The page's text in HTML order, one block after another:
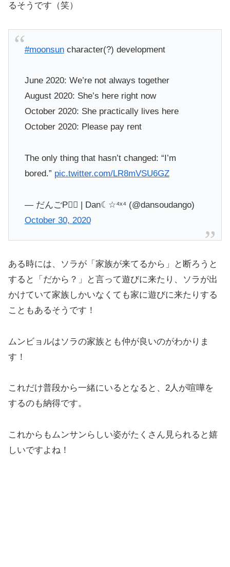
るそうです（笑）
#moonsuncharacter(?) development
June 2020: We’re not always together
August 2020: She’s here right now
October 2020: She practically lives here
October 2020: Please pay rent
The only thing that hasn’t changed: “I’m
bored.” pic.twitter.com/LR8mVSU6GZ
— だんごP🏳️‍🌈 | Dan☾☆⁴ˣ⁴ (@dansoudango)
October 30, 2020
ある時には、ソラが「家族が来てるから」と断ろうと
すると「だから？」と言って遊びに来たり、ソラが出
かけていて家族しかいなくても家に遊びに来たりする
こともあるそうです！
ムンビョルはソラの家族とも仲が良いのがわかりま
す！
これだけ普段から一緒にいるとなると、2人が喧嘩を
するのも納得です。
これからもムンサンらしい姿がたくさん見られると嬉
しいですよね！